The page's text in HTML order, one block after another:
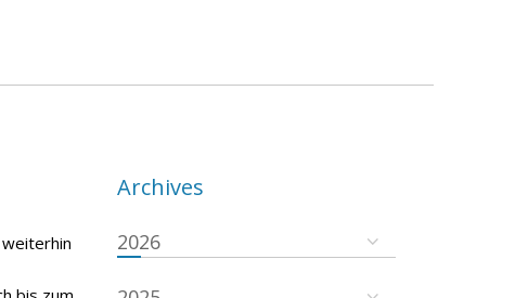
Archives
2026